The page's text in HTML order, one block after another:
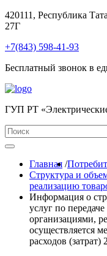
420111, Республика
27Г
+7(843) 598-41-93
Бесплатный звонок в
ГУП РТ
Главная /
Структура и
реализацию
Информация о
услуг по
организациями,
осуществляется
расходов (затрат)